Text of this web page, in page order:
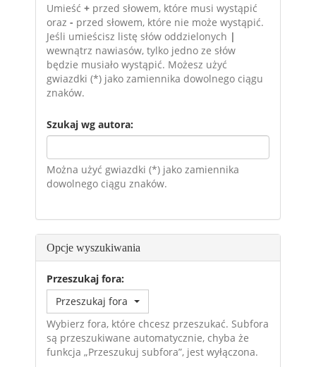
Umieść + przed słowem, które musi wystąpić
oraz - przed słowem, które nie może wystąpić.
Jeśli umieścisz listę słów oddzielonych |
wewnątrz nawiasów, tylko jedno ze słów
będzie musiało wystąpić. Możesz użyć
gwiazdki (*) jako zamiennika dowolnego ciągu
znaków.
Szukaj wg autora:
Można użyć gwiazdki (*) jako zamiennika
dowolnego ciągu znaków.
Opcje wyszukiwania
Przeszukaj fora:
Przeszukaj fora
Wybierz fora, które chcesz przeszukać. Subfora
są przeszukiwane automatycznie, chyba że
funkcja „Przeszukuj subfora”, jest wyłączona.